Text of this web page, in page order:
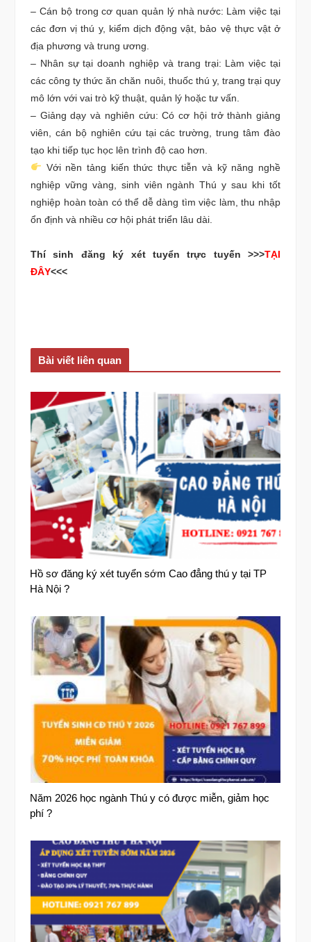
– Cán bộ trong cơ quan quản lý nhà nước: Làm việc tại
các đơn vị thú y, kiểm dịch động vật, bảo vệ thực vật ở
địa phương và trung ương.
– Nhân sự tại doanh nghiệp và trang trại: Làm việc tại
các công ty thức ăn chăn nuôi, thuốc thú y, trang trại quy
mô lớn với vai trò kỹ thuật, quản lý hoặc tư vấn.
– Giảng dạy và nghiên cứu: Có cơ hội trở thành giảng
viên, cán bộ nghiên cứu tại các trường, trung tâm đào
tạo khi tiếp tục học lên trình độ cao hơn.
Với nền tảng kiến thức thực tiễn và kỹ năng nghề
nghiệp vững vàng, sinh viên ngành Thú y sau khi tốt
nghiệp hoàn toàn có thể dễ dàng tìm việc làm, thu nhập
ổn định và nhiều cơ hội phát triển lâu dài.
Thí sinh đăng ký xét tuyển trực tuyến >>>TẠI
ĐÂY<<<
Bài viết liên quan
Hồ sơ đăng ký xét tuyển sớm Cao đẳng thú y tại TP
Hà Nội ?
Năm 2026 học ngành Thú y có được miễn, giảm học
phí ?